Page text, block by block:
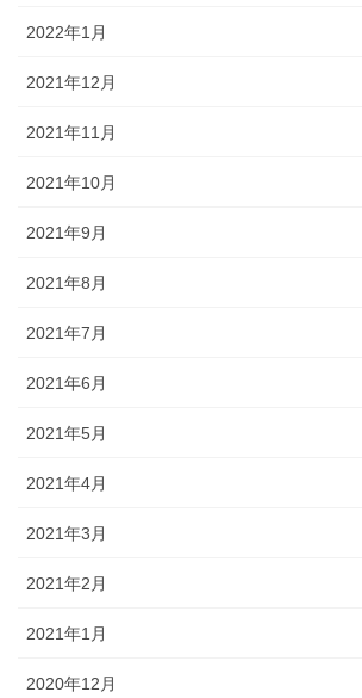
2022年1月
2021年12月
2021年11月
2021年10月
2021年9月
2021年8月
2021年7月
2021年6月
2021年5月
2021年4月
2021年3月
2021年2月
2021年1月
2020年12月